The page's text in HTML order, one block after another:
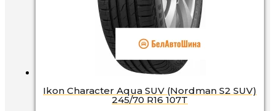
Ikon Character Aqua SUV (Nordman S2 SUV)
245/70 R16 107T